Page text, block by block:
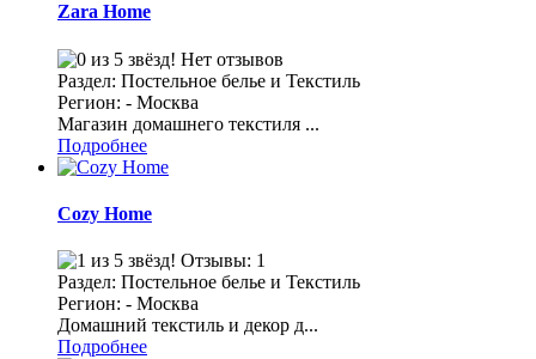
Zara Home
Нет отзывов
Раздел: Постельное белье и Текстиль
Регион: - Москва
Магазин домашнего текстиля ...
Подробнее
Cozy Home
Отзывы: 1
Раздел: Постельное белье и Текстиль
Регион: - Москва
Домашний текстиль и декор д...
Подробнее